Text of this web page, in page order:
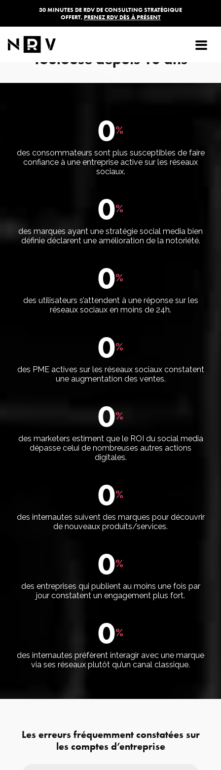
30 MINUTES DE RDV DE CONSULTING STRATÉGIQUE
OFFERT, PRENEZ RDV DÈS À PRÉSENT
NRV, 1ère Agence de
Community Management à
Toulouse depuis 10 ans
0%
des consommateurs sont plus susceptibles de faire
confiance à une entreprise active sur les réseaux
sociaux.
0%
des marques ayant une stratégie social media bien
définie déclarent une amélioration de la notoriété.
0%
des utilisateurs s’attendent à une réponse sur les
réseaux sociaux en moins de 24h.
0%
des PME actives sur les réseaux sociaux constatent
une augmentation des ventes.
0%
des marketers estiment que le ROI du social media
dépasse celui de nombreuses autres actions
digitales.
0%
des internautes suivent des marques pour découvrir
de nouveaux produits/services.
0%
des entreprises qui publient au moins une fois par
jour constatent un engagement plus fort.
0%
des internautes préfèrent interagir avec une marque
via ses réseaux plutôt qu’un canal classique.
Les erreurs fréquemment constatées sur
les comptes d’entreprise